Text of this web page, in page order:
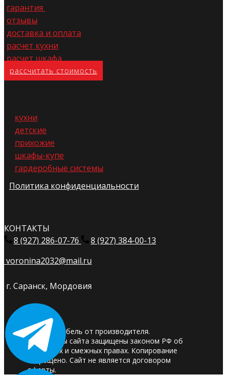
гарантия
отзывы
доставка и оплата
расчет кухни
расчет шкафа
расс​читать стоимость
кухни
детские
прихожие
шкафы-купе
гардеробные системы
Политика конфиденциальности
КОНТАКТЫ
8 (927) 286-07-76
8 (927) 384-00-13
voronina2032@mail.ru
г. Саранск, Мордовия
© 2025. Мебель от производителя.
Материалы сайта защищены законом РФ об
авторских и смежных правах. Копирование
запрещено. Сайт не является договором
оферты.